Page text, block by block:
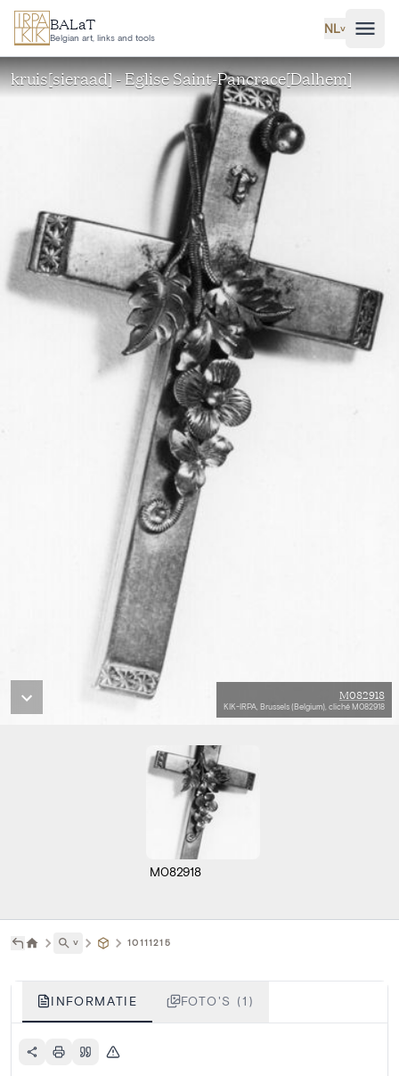
Ga naar hoofdinhoud
BALaT
Belgian art, links and tools
NL˅
kruis[sieraad] - Eglise Saint-Pancrace[Dalhem]
M082918
KIK-IRPA, Brussels (Belgium), cliché M082918
M082918
˅ 10111215
INFORMATIE FOTO'S (1)